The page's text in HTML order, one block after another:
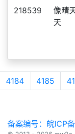
218539
像晴
天
4184 4185
备案编号：皖ICP